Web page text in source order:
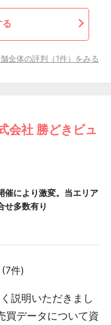
全体の評判（1件）をみる
会社 勝どきビュ
催により激変。当エリア
せ多数有り
(7件)
説明いただきまし
買データについて資